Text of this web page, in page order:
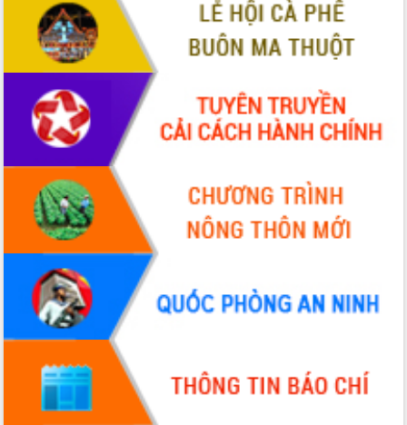
Đắk Lắk ký kết thỏa thuận hợp tác về
chuyển đổi số giai đoạn 2026 – 2030
với Tập đoàn Bưu chính Viễn thông
Việt Nam
Thứ trưởng Bộ Y tế làm việc với tỉnh
Đắk Lắk về phát triển nhân lực y tế
cho trạm y tế cấp xã
Du lịch Đắk Lắk nâng tầm trải nghiệm
du khách thông qua Hệ thống cơ sở dữ
liệu và Bản đồ số
Tập huấn ứng dụng trí tuệ nhân tạo (AI)
trong thương mại điện tử năm 2026
Đoàn đại biểu Quốc hội tỉnh Đắk Lắk
trao đổi thông tin trước Kỳ họp thứ
nhất, Quốc hội khóa XVI
Quyết liệt cải cách hành chính, khơi
thông nguồn lực phát triển
Nâng cao hiệu lực, hiệu quả HĐND
tỉnh thông qua hiện đại hóa hành chính
Xã Ea Phê gắn cải cách hành chính với
chuyển đổi số